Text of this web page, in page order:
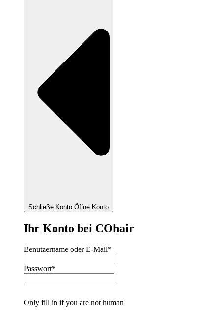
Schließe Konto Öffne Konto
Ihr Konto bei COhair
Benutzername oder E-Mail*
Passwort*
Only fill in if you are not human